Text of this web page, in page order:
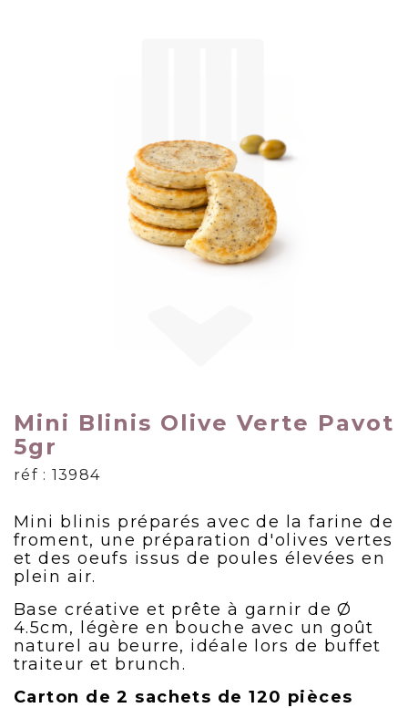
Mini Blinis Olive Verte Pavot
5gr
réf : 13984
Mini blinis préparés avec de la farine de
froment, une préparation d'olives vertes
et des oeufs issus de poules élevées en
plein air.
Base créative et prête à garnir de Ø
4.5cm, légère en bouche avec un goût
naturel au beurre, idéale lors de buffet
traiteur et brunch.
Carton de 2 sachets de 120 pièces